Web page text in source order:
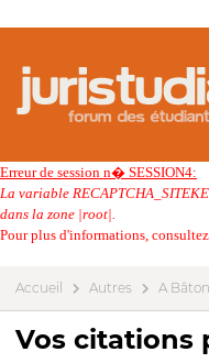
Erreur de session n� SESSION4:
La variable
dans la zone |root|.
Pour plus d'informations,
Accueil Autres A
Vos citations